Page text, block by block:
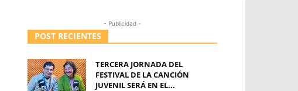
- Publicidad -
POST RECIENTES
TERCERA JORNADA DEL
FESTIVAL DE LA CANCIÓN
JUVENIL SERÁ EN EL...